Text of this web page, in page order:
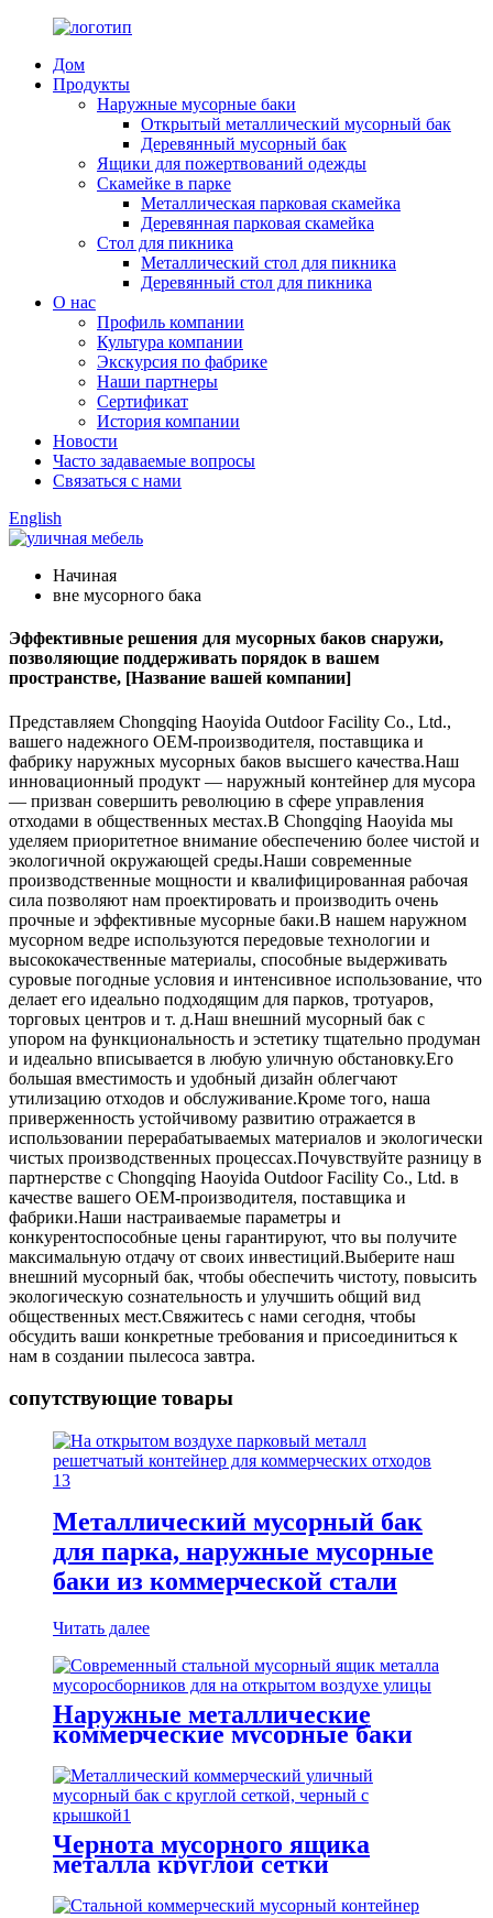
Дом
Продукты
Наружные мусорные баки
Открытый металлический мусорный бак
Деревянный мусорный бак
Ящики для пожертвований одежды
Скамейке в парке
Металлическая парковая скамейка
Деревянная парковая скамейка
Стол для пикника
Металлический стол для пикника
Деревянный стол для пикника
О нас
Профиль компании
Культура компании
Экскурсия по фабрике
Наши партнеры
Сертификат
История компании
Новости
Часто задаваемые вопросы
Связаться с нами
English
Начиная
вне мусорного бака
Эффективные решения для мусорных баков снаружи,
позволяющие поддерживать порядок в вашем
пространстве, [Название вашей компании]
Представляем Chongqing Haoyida Outdoor Facility Co., Ltd.,
вашего надежного OEM-производителя, поставщика и
фабрику наружных мусорных баков высшего качества.Наш
инновационный продукт — наружный контейнер для мусора
— призван совершить революцию в сфере управления
отходами в общественных местах.В Chongqing Haoyida мы
уделяем приоритетное внимание обеспечению более чистой и
экологичной окружающей среды.Наши современные
производственные мощности и квалифицированная рабочая
сила позволяют нам проектировать и производить очень
прочные и эффективные мусорные баки.В нашем наружном
мусорном ведре используются передовые технологии и
высококачественные материалы, способные выдерживать
суровые погодные условия и интенсивное использование, что
делает его идеально подходящим для парков, тротуаров,
торговых центров и т. д.Наш внешний мусорный бак с
упором на функциональность и эстетику тщательно продуман
и идеально вписывается в любую уличную обстановку.Его
большая вместимость и удобный дизайн облегчают
утилизацию отходов и обслуживание.Кроме того, наша
приверженность устойчивому развитию отражается в
использовании перерабатываемых материалов и экологически
чистых производственных процессах.Почувствуйте разницу в
партнерстве с Chongqing Haoyida Outdoor Facility Co., Ltd. в
качестве вашего OEM-производителя, поставщика и
фабрики.Наши настраиваемые параметры и
конкурентоспособные цены гарантируют, что вы получите
максимальную отдачу от своих инвестиций.Выберите наш
внешний мусорный бак, чтобы обеспечить чистоту, повысить
экологическую сознательность и улучшить общий вид
общественных мест.Свяжитесь с нами сегодня, чтобы
обсудить ваши конкретные требования и присоединиться к
нам в создании пылесоса завтра.
сопутствующие товары
Металлический мусорный бак
для парка, наружные мусорные
баки из коммерческой стали
Читать далее
Наружные металлические
коммерческие мусорные баки
стальные ненужные емкости
Чернота мусорного ящика
металла круглой сетки
коммерчески на открытом
воздухе с крышкой